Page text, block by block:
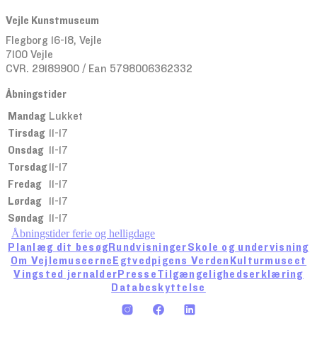
Vejle Kunstmuseum
Flegborg 16-18, Vejle
7100 Vejle
CVR. 29189900 / Ean 5798006362332
Åbningstider
Mandag Lukket
Tirsdag 11-17
Onsdag 11-17
Torsdag 11-17
Fredag
11-17
Lørdag
11-17
Søndag 11-17
Åbningstider ferie og helligdage
Planlæg dit besøgRundvisningerSkole og undervisning
Om VejlemuseerneEgtvedpigens Verden Kulturmuseet
Vingsted jernalderPresseTilgængelighedserklæring
Databeskyttelse